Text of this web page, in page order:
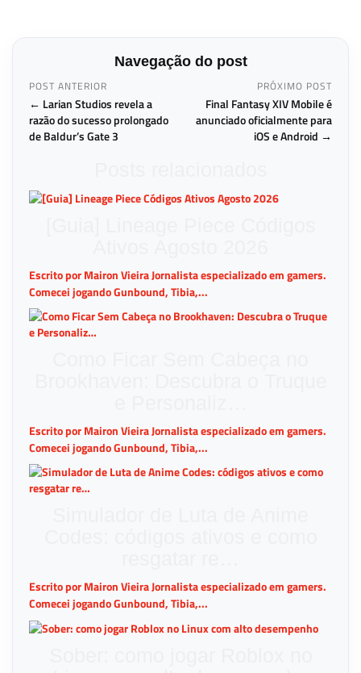
Navegação do post
POST ANTERIOR
← Larian Studios revela a
razão do sucesso prolongado
de Baldur’s Gate 3
PRÓXIMO POST
Final Fantasy XIV Mobile é
anunciado oficialmente para
iOS e Android →
Escrito por Mairon Vieira Jornalista especializado em gamers.
Comecei jogando Gunbound, Tibia,...
Escrito por Mairon Vieira Jornalista especializado em gamers.
Comecei jogando Gunbound, Tibia,...
Escrito por Mairon Vieira Jornalista especializado em gamers.
Comecei jogando Gunbound, Tibia,...